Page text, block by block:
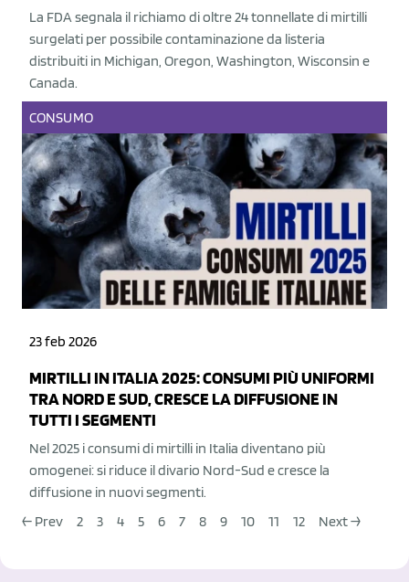
La FDA segnala il richiamo di oltre 24 tonnellate di mirtilli
surgelati per possibile contaminazione da listeria
distribuiti in Michigan, Oregon, Washington, Wisconsin e
Canada.
CONSUMO
23 feb 2026
MIRTILLI IN ITALIA 2025: CONSUMI PIÙ UNIFORMI
TRA NORD E SUD, CRESCE LA DIFFUSIONE IN
TUTTI I SEGMENTI
Nel 2025 i consumi di mirtilli in Italia diventano più
omogenei: si riduce il divario Nord-Sud e cresce la
diffusione in nuovi segmenti.
← Prev
2 3 4 5 6 7 8 9 10 11 12 Next →